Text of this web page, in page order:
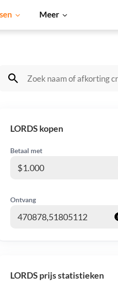
Meer
Solana BNB
LORDS kopen
Betaal met
Ontvang
LORDS prijs statistieken